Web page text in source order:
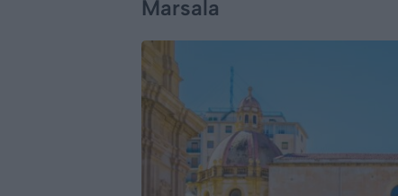
Marsala